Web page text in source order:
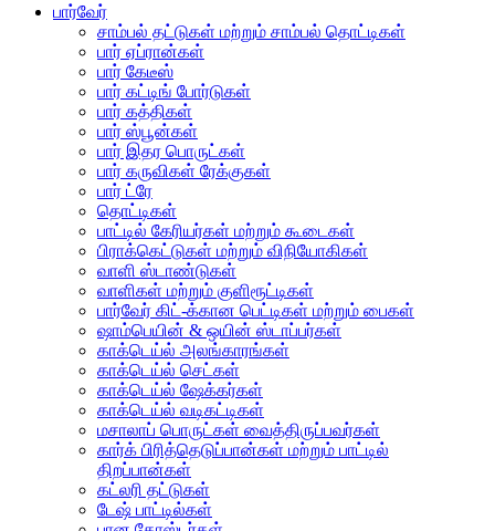
பார்வேர்
சாம்பல் தட்டுகள் மற்றும் சாம்பல் தொட்டிகள்
பார் ஏப்ரான்கள்
பார் கேடீஸ்
பார் கட்டிங் போர்டுகள்
பார் கத்திகள்
பார் ஸ்பூன்கள்
பார் இதர பொருட்கள்
பார் கருவிகள் ரேக்குகள்
பார் ட்ரே
தொட்டிகள்
பாட்டில் கேரியர்கள் மற்றும் கூடைகள்
பிராக்கெட்டுகள் மற்றும் விநியோகிகள்
வாளி ஸ்டாண்டுகள்
வாளிகள் மற்றும் குளிரூட்டிகள்
பார்வேர் கிட்-க்கான பெட்டிகள் மற்றும் பைகள்
ஷாம்பெயின் & ஒயின் ஸ்டாப்பர்கள்
காக்டெய்ல் அலங்காரங்கள்
காக்டெய்ல் செட்கள்
காக்டெய்ல் ஷேக்கர்கள்
காக்டெய்ல் வடிகட்டிகள்
மசாலாப் பொருட்கள் வைத்திருப்பவர்கள்
கார்க் பிரித்தெடுப்பான்கள் மற்றும் பாட்டில்
திறப்பான்கள்
கட்லரி தட்டுகள்
டேஷ் பாட்டில்கள்